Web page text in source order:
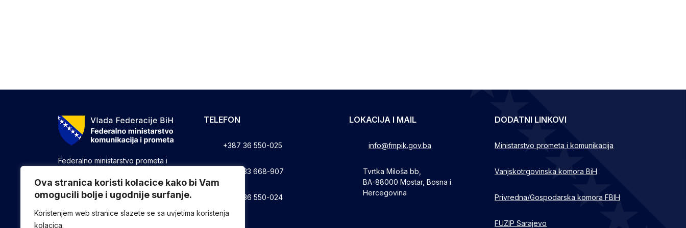
Ova stranica koristi kolacice kako bi Vam
omogucili bolje i ugodnije surfanje.
Koristenjem web stranice slazete se sa uvjetima koristenja
kolacica.
Federalno ministarstvo prometa i
druge poslove utvrđene zakonom koji
se odnose na ostvarivanje nadležnosti
Federacije u oblasti prometa i
komunikacija.
TELEFON
+387 36 550-025
+387 33 668-907
+387 36 550-024
LOKACIJA I MAIL
info@fmpik.gov.ba
Tvrtka Miloša bb,
BA-88000 Mostar, Bosna i
Hercegovina
DODATNI LINKOVI
Ministarstvo prometa i komunikacija
Vanjskotrgovinska komora BiH
Privredna/Gospodarska komora FBIH
FUZIP Sarajevo